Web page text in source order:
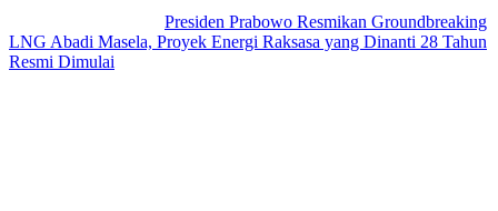
Presiden Prabowo Resmikan Groundbreaking
LNG Abadi Masela, Proyek Energi Raksasa yang Dinanti 28 Tahun
Resmi Dimulai